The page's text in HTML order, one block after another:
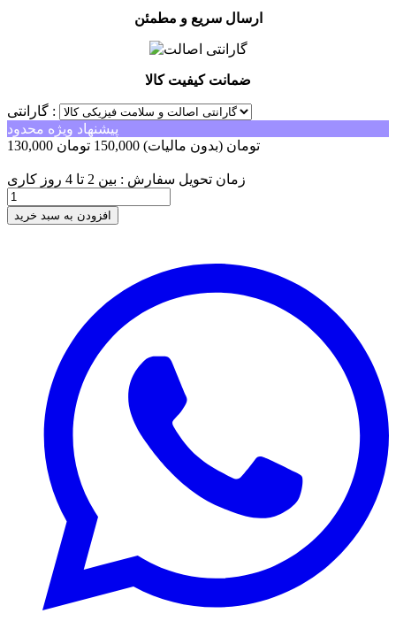
ارسال سریع و مطمئن
ضمانت کیفیت کالا
گارانتی :
پیشنهاد ویژه محدود
130,000 تومان (بدون مالیات) 150,000 تومان
زمان تحویل سفارش : بین 2 تا 4 روز کاری
افزودن به سبد خرید